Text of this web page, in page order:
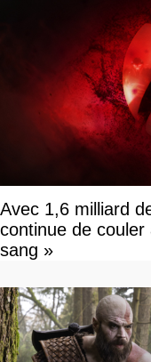
Avec 1,6 milliard
continue de
sang »